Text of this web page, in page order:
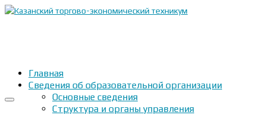
Главная
Сведения об образовательной организации
Основные сведения
Структура и органы управления